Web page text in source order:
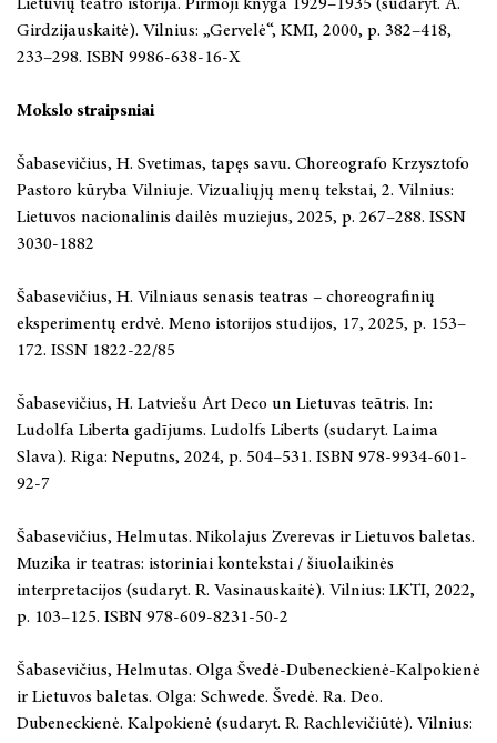
Lietuvių teatro istorija. Pirmoji knyga 1929–1935 (sudaryt. A.
Girdzijauskaitė). Vilnius: „Gervelė“, KMI, 2000, p. 382–418,
233–298. ISBN 9986-638-16-X
Mokslo straipsniai
Šabasevičius, H. Svetimas, tapęs savu. Choreografo Krzysztofo
Pastoro kūryba Vilniuje. Vizualiųjų menų tekstai, 2. Vilnius:
Lietuvos nacionalinis dailės muziejus, 2025, p. 267–288. ISSN
3030-1882
Šabasevičius, H. Vilniaus senasis teatras – choreografinių
eksperimentų erdvė. Meno istorijos studijos, 17, 2025, p. 153–
172. ISSN 1822-22/85
Šabasevičius, H. Latviešu Art Deco un Lietuvas teātris. In:
Ludolfa Liberta gadījums. Ludolfs Liberts (sudaryt. Laima
Slava). Riga: Neputns, 2024, p. 504–531. ISBN 978-9934-601-
92-7
Šabasevičius, Helmutas. Nikolajus Zverevas ir Lietuvos baletas.
Muzika ir teatras: istoriniai kontekstai / šiuolaikinės
interpretacijos (sudaryt. R. Vasinauskaitė). Vilnius: LKTI, 2022,
p. 103–125. ISBN 978-609-8231-50-2
Šabasevičius, Helmutas. Olga Švedė-Dubeneckienė-Kalpokienė
ir Lietuvos baletas. Olga: Schwede. Švedė. Ra. Deo.
Dubeneckienė. Kalpokienė (sudaryt. R. Rachlevičiūtė). Vilnius: